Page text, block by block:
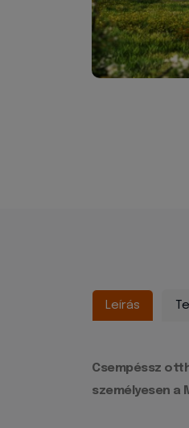
Leírás
Csempéssz
személyesen a